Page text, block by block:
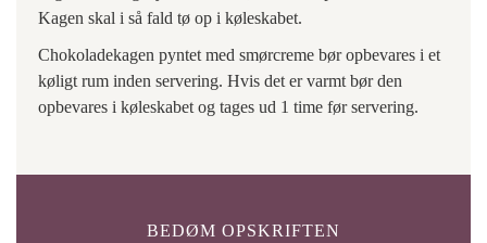
Kagen skal i så fald tø op i køleskabet.
Chokoladekagen pyntet med smørcreme bør opbevares i et
køligt rum inden servering. Hvis det er varmt bør den
opbevares i køleskabet og tages ud 1 time før servering.
BEDØM OPSKRIFTEN